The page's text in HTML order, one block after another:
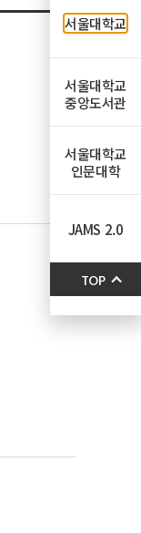
서울대학교
서울대학교
중앙도서관
서울대학교
인문대학
JAMS 2.0
TOP